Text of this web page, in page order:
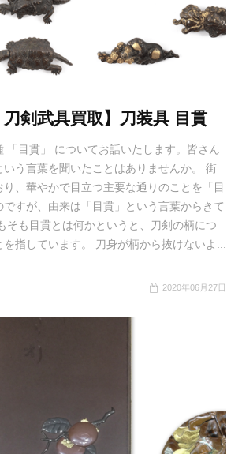
刀剣武具買取】刀装具 目貫
「目貫」 についてお話いたします。皆さん
いう言葉を聞いたことはありませんか。 街
、華やかで目立つ主要な通りのことを「目
すが、由来は「目貫」という言葉からきて
そも目貫とは何かというと、刀剣の柄につ
を指しています。 刀身が柄から抜けないよ...
2020年06月27日